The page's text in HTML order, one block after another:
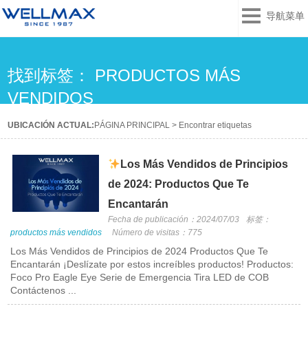
导航菜单
找到标签： PRODUCTOS MÁS
VENDIDOS
UBICACIÓN ACTUAL: PÁGINA PRINCIPAL > Encontrar etiquetas
Los Más Vendidos de Principios
de 2024: Productos Que Te
Encantarán
Fecha de publicación：2024/07/03
标签：
productos más vendidos
Número de visitas：775
Los Más Vendidos de Principios de 2024 Productos Que Te
Encantarán ¡Deslízate por estos increíbles productos! Productos:
Foco Pro Eagle Eye Serie de Emergencia Tira LED de COB
Contáctenos ...